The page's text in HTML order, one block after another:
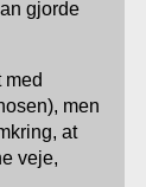
gjorde
med
men
at
veje,